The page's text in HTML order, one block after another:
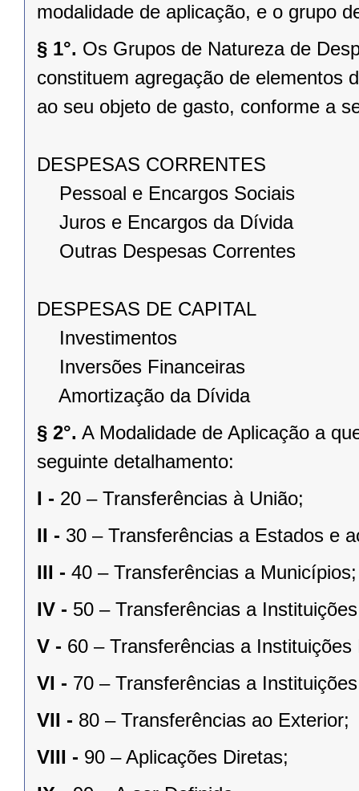
modalidade de aplicação, e o grupo
§ 1°. Os Grupos de Natureza de
constituem agregação de elementos
ao seu objeto de gasto, conforme a
DESPESAS CORRENTES
Pessoal e Encargos Sociais
Juros e Encargos da Dívida
Outras Despesas Correntes
DESPESAS DE CAPITAL
Investimentos
Inversões Financeiras
Amortização da Dívida
§ 2°. A Modalidade de Aplicação a
seguinte detalhamento:
I - 20 – Transferências à União;
II - 30 – Transferências a Estados e
III - 40 – Transferências a Municípios;
IV - 50 – Transferências a
V - 60 – Transferências a
VI - 70 – Transferências a
VII - 80 – Transferências ao Exterior;
VIII - 90 – Aplicações Diretas;